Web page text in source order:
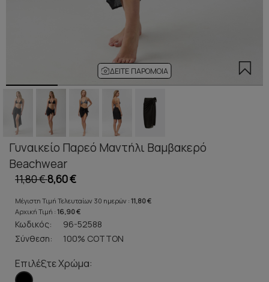
ΔΕΊΤΕ ΠΑΡΌΜΟΙΑ
Γυναικείο Παρεό Μαντήλι Βαμβακερό
Beachwear
11,80 €8,60 €
Μέγιστη Τιμή Τελευταίων 30 ημερών : 11,80 €
Αρχική Τιμή : 16,90 €
Κωδικός:
96-52588
Σύνθεση:
100% COTTON
Επιλέξτε Χρώμα: